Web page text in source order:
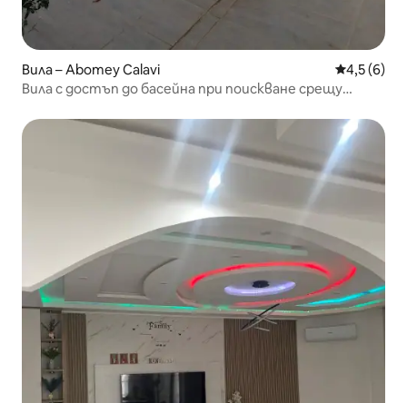
Вила – Abomey Calavi Средна
4,5 (6)
Вила с достъп до басейна при поискване срещу